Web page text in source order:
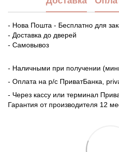
- Нова Пошта - Бесплатно для
- Доставка до дверей
- Самовывоз
- Наличными при получении
- Оплата на р/с ПриватБанка,
- Через кассу или терминал
Гарантия от производителя 12